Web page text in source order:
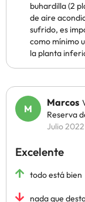
buhardilla (2
de aire
sufrido, es
como mínimo
la planta
Marcos
Reserva
Julio 2022
Excelente
todo está bien
nada que